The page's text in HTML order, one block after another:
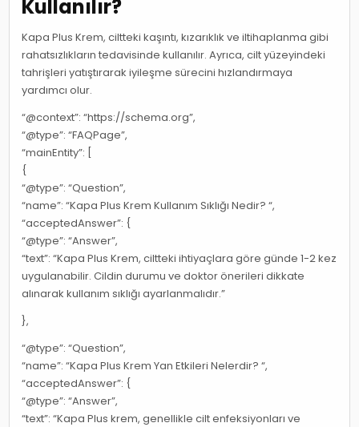
Kullanılır?
Kapa Plus Krem, ciltteki kaşıntı, kızarıklık ve iltihaplanma gibi
rahatsızlıkların tedavisinde kullanılır. Ayrıca, cilt yüzeyindeki
tahrişleri yatıştırarak iyileşme sürecini hızlandırmaya
yardımcı olur.
“@context”: “https://schema.org”,
“@type”: “FAQPage”,
“mainEntity”: [
{
“@type”: “Question”,
“name”: “Kapa Plus Krem Kullanım Sıklığı Nedir? “,
“acceptedAnswer”: {
“@type”: “Answer”,
“text”: “Kapa Plus Krem, ciltteki ihtiyaçlara göre günde 1-2 kez
uygulanabilir. Cildin durumu ve doktor önerileri dikkate
alınarak kullanım sıklığı ayarlanmalıdır.”
},
“@type”: “Question”,
“name”: “Kapa Plus Krem Yan Etkileri Nelerdir? “,
“acceptedAnswer”: {
“@type”: “Answer”,
“text”: “Kapa Plus krem, genellikle cilt enfeksiyonları ve